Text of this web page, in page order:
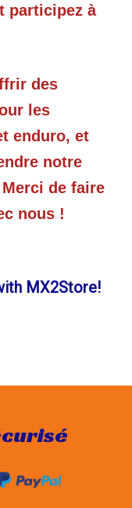
participez à
des
les
enduro, et
notre
de faire
nous !
MX2Store!